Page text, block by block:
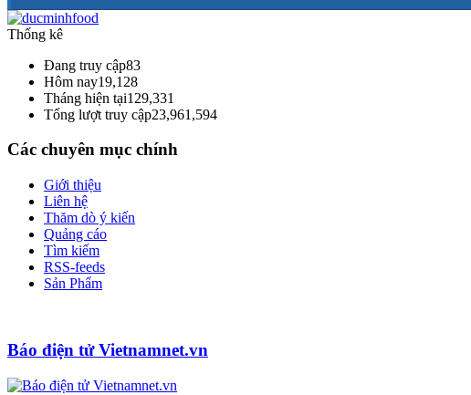
Thống kê
Đang truy cập83
Hôm nay19,128
Tháng hiện tại129,331
Tổng lượt truy cập23,961,594
Các chuyên mục chính
Giới thiệu
Liên hệ
Thăm dò ý kiến
Quảng cáo
Tìm kiếm
RSS-feeds
Sản Phẩm
Báo điện tử Vietnamnet.vn